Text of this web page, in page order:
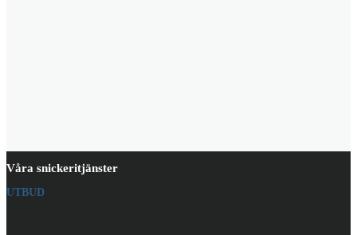
Våra snickeritjänster
UTBUD